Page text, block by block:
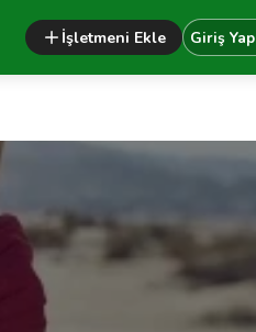
İşletmeni Ekle Giriş Yap